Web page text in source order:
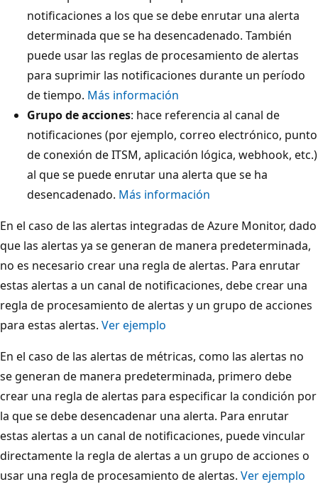
notificaciones a los que se debe enrutar una alerta
determinada que se ha desencadenado. También
puede usar las reglas de procesamiento de alertas
para suprimir las notificaciones durante un período
de tiempo. Más información
Grupo de acciones: hace referencia al canal de
notificaciones (por ejemplo, correo electrónico, punto
de conexión de ITSM, aplicación lógica, webhook, etc.)
al que se puede enrutar una alerta que se ha
desencadenado. Más información
En el caso de las alertas integradas de Azure Monitor, dado
que las alertas ya se generan de manera predeterminada,
no es necesario crear una regla de alertas. Para enrutar
estas alertas a un canal de notificaciones, debe crear una
regla de procesamiento de alertas y un grupo de acciones
para estas alertas. Ver ejemplo
En el caso de las alertas de métricas, como las alertas no
se generan de manera predeterminada, primero debe
crear una regla de alertas para especificar la condición por
la que se debe desencadenar una alerta. Para enrutar
estas alertas a un canal de notificaciones, puede vincular
directamente la regla de alertas a un grupo de acciones o
usar una regla de procesamiento de alertas. Ver ejemplo